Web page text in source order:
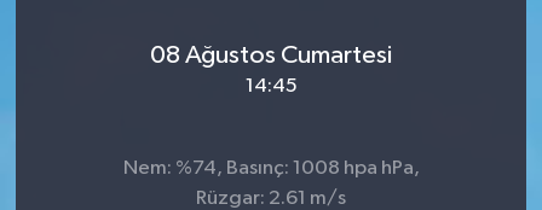
08 Ağustos Cumartesi
14:45
Nem: %74, Basınç: 1008 hpa hPa,
Rüzgar: 2.61 m/s